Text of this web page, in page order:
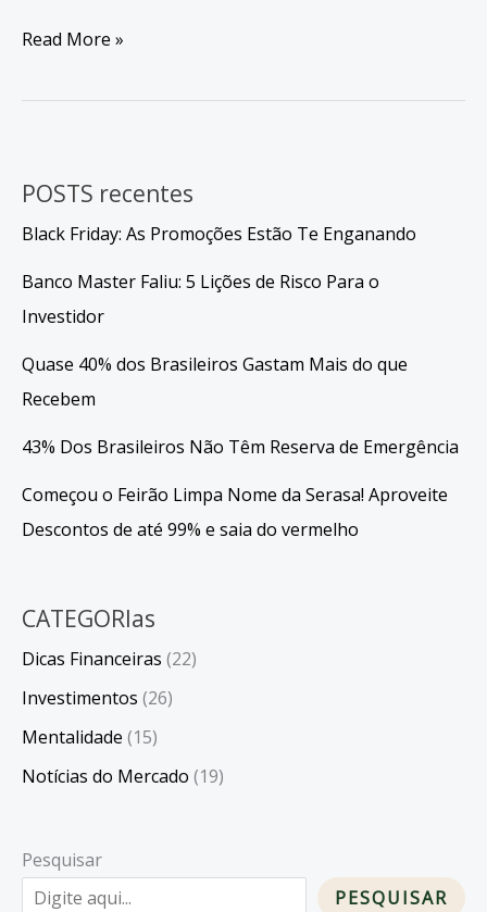
John
A
Read More »
POSTS recentes
Black Friday: As Promoções Estão Te Enganando
Banco Master Faliu: 5 Lições de Risco Para o
Investidor
Quase 40% dos Brasileiros Gastam Mais do que
Recebem
43% Dos Brasileiros Não Têm Reserva de Emergência
Começou o Feirão Limpa Nome da Serasa! Aproveite
Descontos de até 99% e saia do vermelho
CATEGORIas
Dicas Financeiras (22)
Investimentos (26)
Mentalidade (15)
Notícias do Mercado (19)
Pesquisar
PESQUISAR